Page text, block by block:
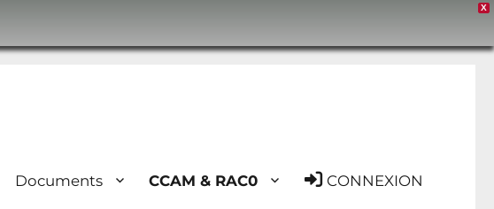
X
Documents CCAM & RAC0 CONNEXION